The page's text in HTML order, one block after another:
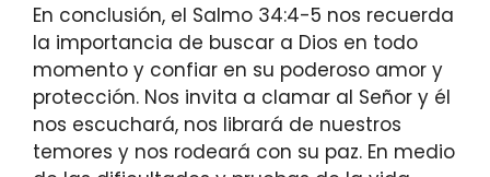
En conclusión, el Salmo 34:4-5 nos recuerda
la importancia de buscar a Dios en todo
momento y confiar en su poderoso amor y
protección. Nos invita a clamar al Señor y él
nos escuchará, nos librará de nuestros
temores y nos rodeará con su paz. En medio